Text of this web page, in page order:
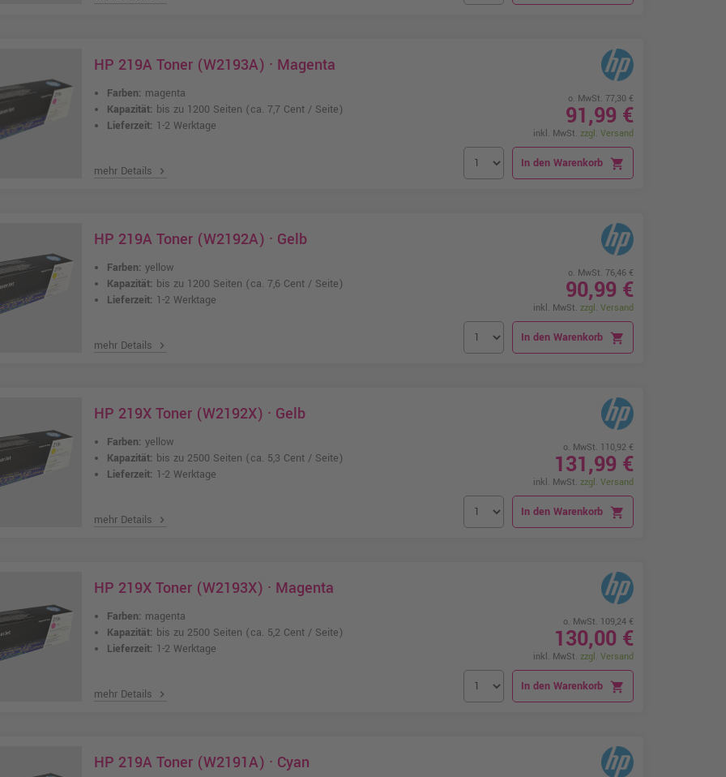
HP 219A Toner (W2193A) · Magenta
Farben: magenta
Kapazität: bis zu 1200 Seiten (ca. 7,7 Cent / Seite)
Lieferzeit: 1-2 Werktage
mehr Details chevron_right
o. MwSt. 77,30 €
91,99 €
inkl. MwSt. zzgl. Versand
In den Warenkorb shopping_cart
HP 219A Toner (W2192A) · Gelb
Farben: yellow
Kapazität: bis zu 1200 Seiten (ca. 7,6 Cent / Seite)
Lieferzeit: 1-2 Werktage
mehr Details chevron_right
o. MwSt. 76,46 €
90,99 €
inkl. MwSt. zzgl. Versand
In den Warenkorb shopping_cart
HP 219X Toner (W2192X) · Gelb
Farben: yellow
Kapazität: bis zu 2500 Seiten (ca. 5,3 Cent / Seite)
Lieferzeit: 1-2 Werktage
mehr Details chevron_right
o. MwSt. 110,92 €
131,99 €
inkl. MwSt. zzgl. Versand
In den Warenkorb shopping_cart
HP 219X Toner (W2193X) · Magenta
Farben: magenta
Kapazität: bis zu 2500 Seiten (ca. 5,2 Cent / Seite)
Lieferzeit: 1-2 Werktage
mehr Details chevron_right
o. MwSt. 109,24 €
130,00 €
inkl. MwSt. zzgl. Versand
In den Warenkorb shopping_cart
HP 219A Toner (W2191A) · Cyan